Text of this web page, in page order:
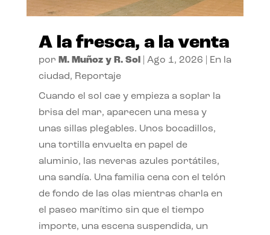
A la fresca, a la venta
por M. Muñoz y R. Sol Ago 1, 2026
En la
ciudad, Reportaje
Cuando el sol cae y empieza a soplar la
brisa del mar, aparecen una mesa y
unas sillas plegables. Unos bocadillos,
una tortilla envuelta en papel de
aluminio, las neveras azules portátiles,
una sandía. Una familia cena con el telón
de fondo de las olas mientras charla en
el paseo marítimo sin que el tiempo
importe, una escena suspendida, un